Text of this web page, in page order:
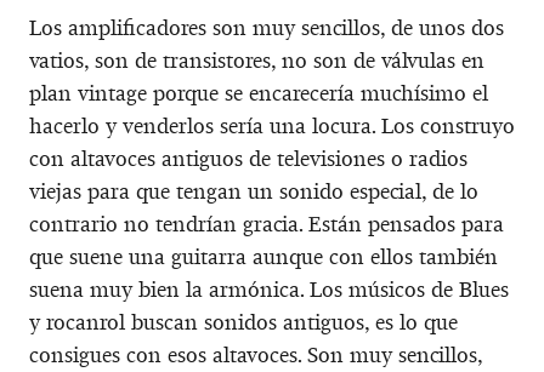
Los amplificadores son muy sencillos, de unos dos
vatios, son de transistores, no son de válvulas en
plan vintage porque se encarecería muchísimo el
hacerlo y venderlos sería una locura. Los construyo
con altavoces antiguos de televisiones o radios
viejas para que tengan un sonido especial, de lo
contrario no tendrían gracia. Están pensados para
que suene una guitarra aunque con ellos también
suena muy bien la armónica. Los músicos de Blues
y rocanrol buscan sonidos antiguos, es lo que
consigues con esos altavoces. Son muy sencillos,